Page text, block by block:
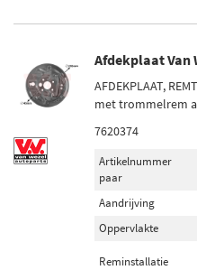
Afdekplaat Van
AFDEKPLAAT,
met trommelrem
7620374
Artikelnummer
paar
Aandrijving
Oppervlakte
Reminstallatie